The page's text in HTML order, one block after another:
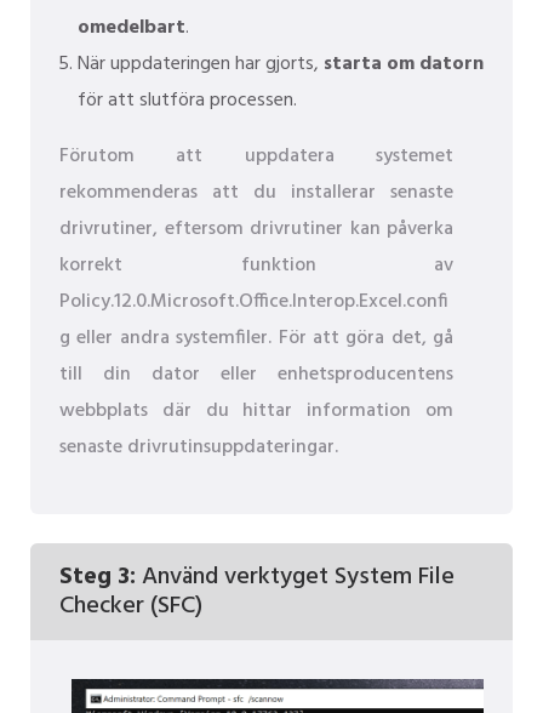
omedelbart.
När uppdateringen har gjorts, starta om datorn
för att slutföra processen.
Förutom att uppdatera systemet
rekommenderas att du installerar senaste
drivrutiner, eftersom drivrutiner kan påverka
korrekt funktion av
Policy.12.0.Microsoft.Office.Interop.Excel.confi
g eller andra systemfiler. För att göra det, gå
till din dator eller enhetsproducentens
webbplats där du hittar information om
senaste drivrutinsuppdateringar.
Steg 3:Använd verktyget System File
Checker (SFC)